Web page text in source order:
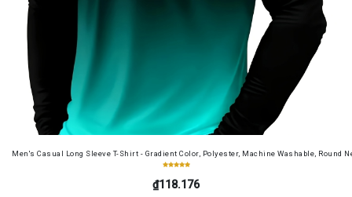
Men's Casual Long Sleeve T-Shirt - Gradient Color, Polyester, Machine Washable, Round
₫118.176